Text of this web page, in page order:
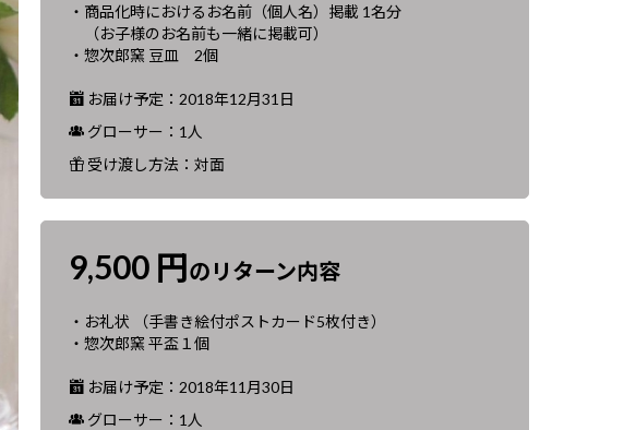
・商品化時におけるお名前（個人名）掲載 1名分
（お子様のお名前も一緒に掲載可）
・惣次郎窯 豆皿 2個
お届け予定：2018年12月31日
グローサー：1人
受け渡し方法：対面
9,500 円のリターン内容
・お礼状 （手書き絵付ポストカード5枚付き）
・惣次郎窯 平盃１個
お届け予定：2018年11月30日
グローサー：1人